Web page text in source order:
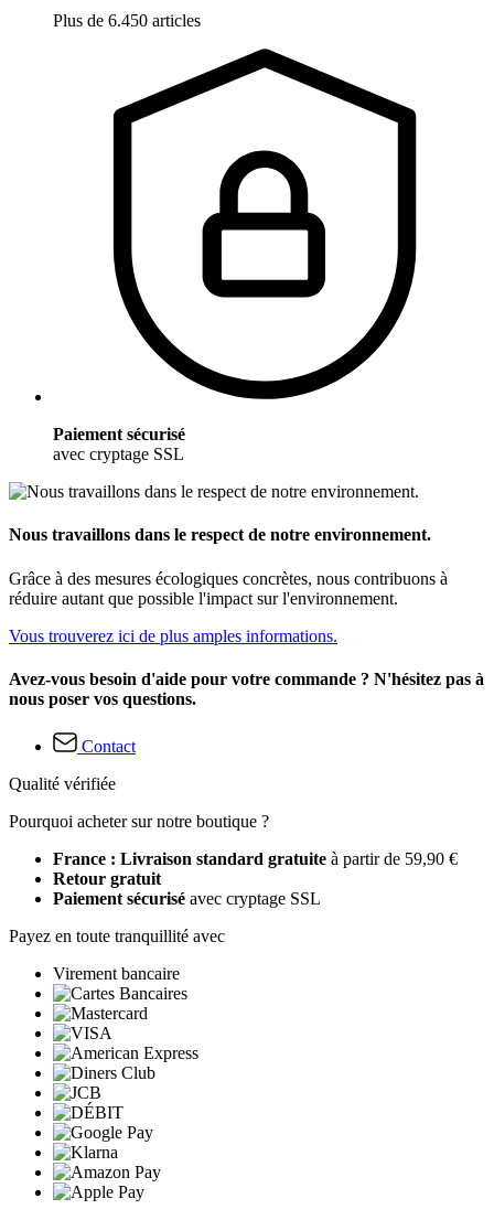
Plus de 6.450 articles
Paiement sécurisé
avec cryptage SSL
Nous travaillons dans le respect de notre environnement.
Grâce à des mesures écologiques concrètes, nous contribuons à
réduire autant que possible l'impact sur l'environnement.
Vous trouverez ici de plus amples informations.
Avez-vous besoin d'aide pour votre commande ? N'hésitez pas à
nous poser vos questions.
Contact
Qualité vérifiée
Pourquoi acheter sur notre boutique ?
France : Livraison standard gratuite à partir de 59,90 €
Retour gratuit
Paiement sécurisé avec cryptage SSL
Payez en toute tranquillité avec
Virement bancaire